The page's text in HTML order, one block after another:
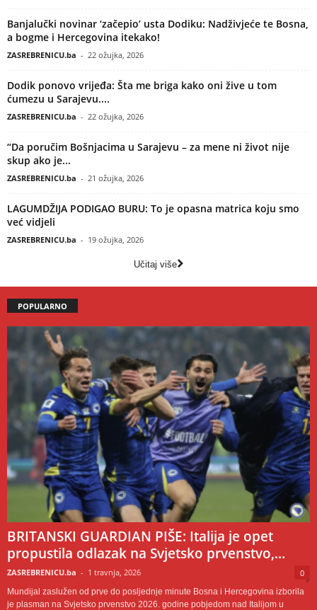
Banjalučki novinar ‘začepio’ usta Dodiku: Nadživjeće te Bosna,
a bogme i Hercegovina itekako!
ZASREBRENICU.ba - 22 ožujka, 2026
Dodik ponovo vrijeđa: Šta me briga kako oni žive u tom
ćumezu u Sarajevu....
ZASREBRENICU.ba - 22 ožujka, 2026
“Da poručim Bošnjacima u Sarajevu – za mene ni život nije
skup ako je...
ZASREBRENICU.ba - 21 ožujka, 2026
LAGUMDŽIJA PODIGAO BURU: To je opasna matrica koju smo
već vidjeli
ZASREBRENICU.ba - 19 ožujka, 2026
Učitaj više
POPULARNO
BRITANSKI GUARDIAN PIŠE: Italija je opet
propustila odlazak na Svjetsko prvenstvo,...
ZASREBRENICU.ba - 1 travnja, 2026 0
Mundijal zaslužen od prve do posljednje minute Bosna i Hercegovina izborila
je plasman na Svjetsko prvenstvo 2026. godine pobjedom nad Italijom u